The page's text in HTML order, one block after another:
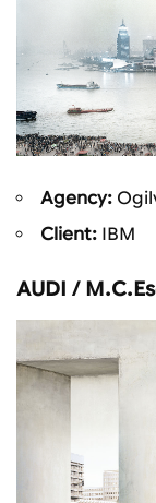
Agency:
Client:IBM
AUDI /